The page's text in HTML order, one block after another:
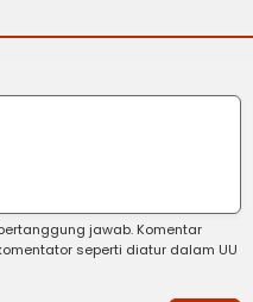
jawab. Komentar
seperti diatur dalam UU